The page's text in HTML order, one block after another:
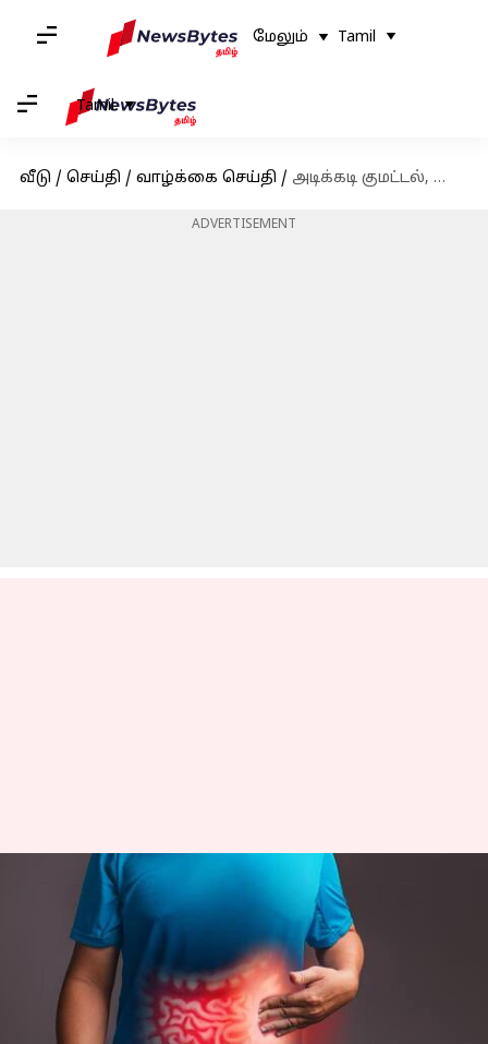
மேலும் Tamil
Tamil
வீடு / செய்தி / வாழ்க்கை செய்தி / அடிக்கடி குமட்டல், வாந்தி வருகிறதா? கல்லீரல் பிரச்சினையாகக் கூட இருக்கலாம்; இதை தெரிந்து கொள்ளுங்கள்
ADVERTISEMENT
அடிக்கடி குமட்டல், வாந்தி
வருகிறதா? கல்லீரல்
பிரச்சினையாகக் கூட
இருக்கலாம்; இதை
தெரிந்து கொள்ளுங்கள்